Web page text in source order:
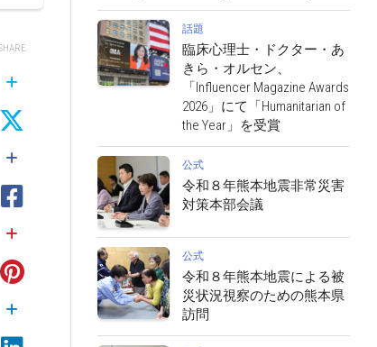
話題
臨床心理士・ドクター・あ
きら・オルセン、
「Influencer Magazine Awards
2026」にて「Humanitarian of
the Year」を受賞
公式
令和８年熊本地震非常災害
対策本部会議
公式
令和８年熊本地震による被
災状況視察のための熊本県
訪問